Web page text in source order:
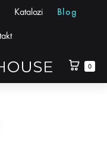
Katalozi Blog
0